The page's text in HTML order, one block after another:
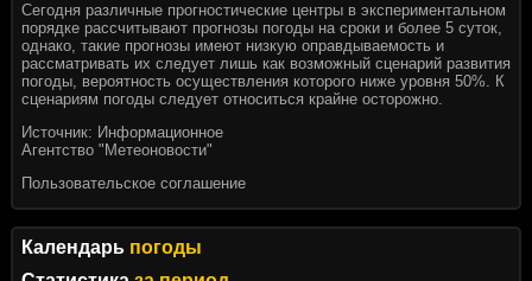
Сегодня различные прогностические центры в экспериментальном
порядке рассчитывают прогнозы погоды на сроки и более 5 суток,
однако, такие прогнозы имеют низкую оправдываемость и
рассматривать их следует лишь как возможный сценарий развития
погоды, вероятность осуществления которого ниже уровня 50%. К
сценариям погоды следует относиться крайне осторожно.
Источник: Информационное
Агентство "Метеоновости"
Пользовательское соглашение
Календарь погоды